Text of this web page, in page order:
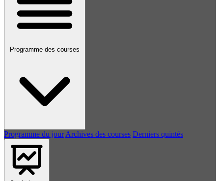
Programme des courses
Programme du jour Archives des courses Derniers quintés